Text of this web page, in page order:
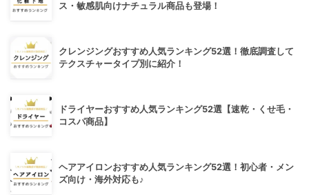
ス・敏感肌向けナチュラル商品も登場！
クレンジングおすすめ人気ランキング52選！徹底調査して
テクスチャータイプ別に紹介！
ドライヤーおすすめ人気ランキング52選【速乾・くせ毛・
コスパ商品】
ヘアアイロンおすすめ人気ランキング52選！初心者・メン
ズ向け・海外対応も♪